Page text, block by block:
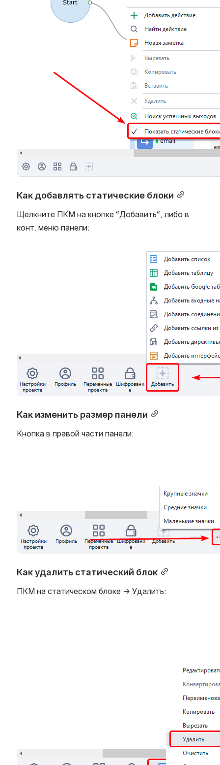
Как добавлять статические блоки
Щелкните ПКМ на кнопке “Добавить“, либо в
конт. меню панели:
Как изменить размер панели
Кнопка в правой части панели:
Как удалить статический блок
ПКМ на статическом блоке → Удалить: